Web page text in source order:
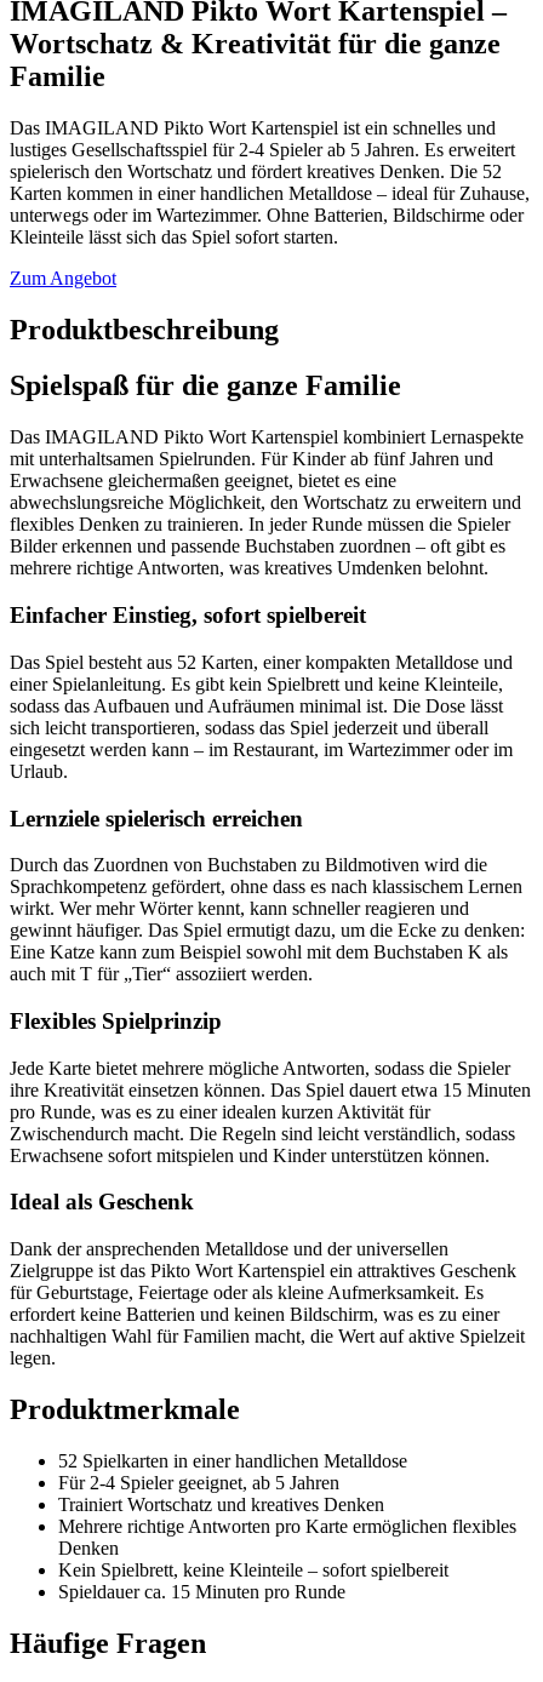
IMAGILAND Pikto Wort Kartenspiel –
Wortschatz & Kreativität für die ganze
Familie
Das IMAGILAND Pikto Wort Kartenspiel ist ein schnelles und
lustiges Gesellschaftsspiel für 2‑4 Spieler ab 5 Jahren. Es erweitert
spielerisch den Wortschatz und fördert kreatives Denken. Die 52
Karten kommen in einer handlichen Metalldose – ideal für Zuhause,
unterwegs oder im Wartezimmer. Ohne Batterien, Bildschirme oder
Kleinteile lässt sich das Spiel sofort starten.
Zum Angebot
Produktbeschreibung
Spielspaß für die ganze Familie
Das IMAGILAND Pikto Wort Kartenspiel kombiniert Lernaspekte
mit unterhaltsamen Spielrunden. Für Kinder ab fünf Jahren und
Erwachsene gleichermaßen geeignet, bietet es eine
abwechslungsreiche Möglichkeit, den Wortschatz zu erweitern und
flexibles Denken zu trainieren. In jeder Runde müssen die Spieler
Bilder erkennen und passende Buchstaben zuordnen – oft gibt es
mehrere richtige Antworten, was kreatives Umdenken belohnt.
Einfacher Einstieg, sofort spielbereit
Das Spiel besteht aus 52 Karten, einer kompakten Metalldose und
einer Spielanleitung. Es gibt kein Spielbrett und keine Kleinteile,
sodass das Aufbauen und Aufräumen minimal ist. Die Dose lässt
sich leicht transportieren, sodass das Spiel jederzeit und überall
eingesetzt werden kann – im Restaurant, im Wartezimmer oder im
Urlaub.
Lernziele spielerisch erreichen
Durch das Zuordnen von Buchstaben zu Bildmotiven wird die
Sprachkompetenz gefördert, ohne dass es nach klassischem Lernen
wirkt. Wer mehr Wörter kennt, kann schneller reagieren und
gewinnt häufiger. Das Spiel ermutigt dazu, um die Ecke zu denken:
Eine Katze kann zum Beispiel sowohl mit dem Buchstaben K als
auch mit T für „Tier“ assoziiert werden.
Flexibles Spielprinzip
Jede Karte bietet mehrere mögliche Antworten, sodass die Spieler
ihre Kreativität einsetzen können. Das Spiel dauert etwa 15 Minuten
pro Runde, was es zu einer idealen kurzen Aktivität für
Zwischendurch macht. Die Regeln sind leicht verständlich, sodass
Erwachsene sofort mitspielen und Kinder unterstützen können.
Ideal als Geschenk
Dank der ansprechenden Metalldose und der universellen
Zielgruppe ist das Pikto Wort Kartenspiel ein attraktives Geschenk
für Geburtstage, Feiertage oder als kleine Aufmerksamkeit. Es
erfordert keine Batterien und keinen Bildschirm, was es zu einer
nachhaltigen Wahl für Familien macht, die Wert auf aktive Spielzeit
legen.
Produktmerkmale
52 Spielkarten in einer handlichen Metalldose
Für 2‑4 Spieler geeignet, ab 5 Jahren
Trainiert Wortschatz und kreatives Denken
Mehrere richtige Antworten pro Karte ermöglichen flexibles
Denken
Kein Spielbrett, keine Kleinteile – sofort spielbereit
Spieldauer ca. 15 Minuten pro Runde
Häufige Fragen